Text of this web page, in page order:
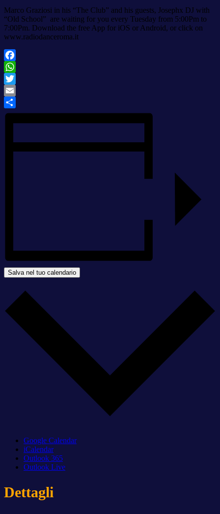
Marco Graziosi in his “The Club” and his guests, Josephx DJ with
“Old School” are waiting for you every Tuesday from 5:00Pm to
7:00Pm. Download the free App for iOS or Android, or click on
www.radiodanceroma.it
Facebook
WhatsApp
Twitter
Email
Condividi
Salva nel tuo calendario
Google Calendar
iCalendar
Outlook 365
Outlook Live
Dettagli